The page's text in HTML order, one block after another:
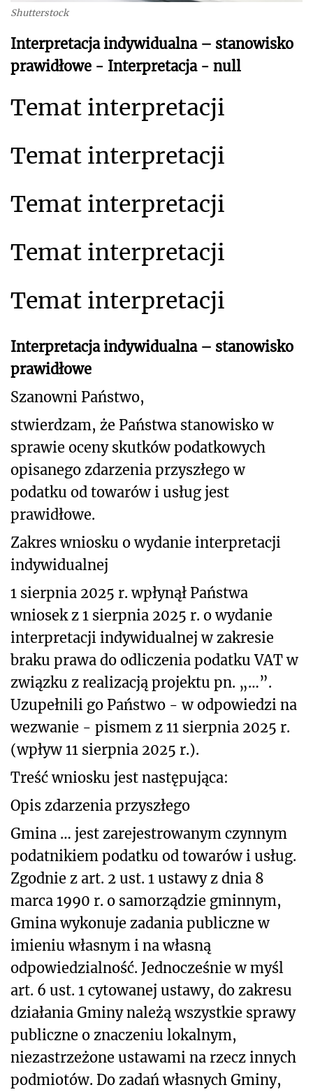
Shutterstock
Interpretacja indywidualna – stanowisko
prawidłowe - Interpretacja - null
Temat interpretacji
Temat interpretacji
Temat interpretacji
Temat interpretacji
Temat interpretacji
Interpretacja indywidualna – stanowisko
prawidłowe
Szanowni Państwo,
stwierdzam, że Państwa stanowisko w
sprawie oceny skutków podatkowych
opisanego zdarzenia przyszłego w
podatku od towarów i usług jest
prawidłowe.
Zakres wniosku o wydanie interpretacji
indywidualnej
1 sierpnia 2025 r. wpłynął Państwa
wniosek z 1 sierpnia 2025 r. o wydanie
interpretacji indywidualnej w zakresie
braku prawa do odliczenia podatku VAT w
związku z realizacją projektu pn. „…”.
Uzupełnili go Państwo - w odpowiedzi na
wezwanie - pismem z 11 sierpnia 2025 r.
(wpływ 11 sierpnia 2025 r.).
Treść wniosku jest następująca:
Opis zdarzenia przyszłego
Gmina … jest zarejestrowanym czynnym
podatnikiem podatku od towarów i usług.
Zgodnie z art. 2 ust. 1 ustawy z dnia 8
marca 1990 r. o samorządzie gminnym,
Gmina wykonuje zadania publiczne w
imieniu własnym i na własną
odpowiedzialność. Jednocześnie w myśl
art. 6 ust. 1 cytowanej ustawy, do zakresu
działania Gminy należą wszystkie sprawy
publiczne o znaczeniu lokalnym,
niezastrzeżone ustawami na rzecz innych
podmiotów. Do zadań własnych Gminy,